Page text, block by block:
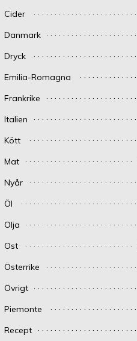
Cider
Danmark
Dryck
Emilia-Romagna
Frankrike
Italien
Kött
Mat
Nyår
Öl
Olja
Ost
Österrike
Övrigt
Piemonte
Recept